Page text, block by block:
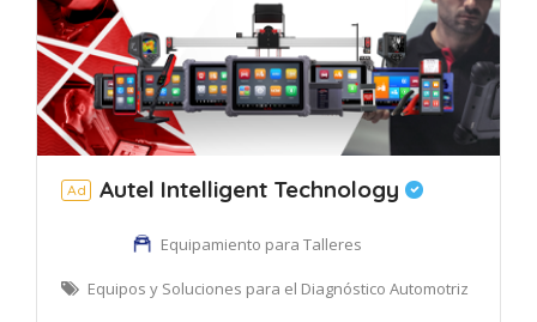
Ad Autel Intelligent Technology
Equipamiento para Talleres
Equipos y Soluciones para el Diagnóstico Automotriz